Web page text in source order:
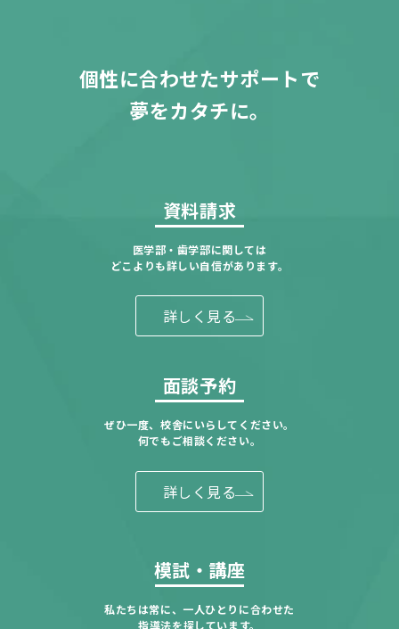
個性に合わせたサポートで
夢をカタチに。
資料請求
医学部・歯学部に関しては
どこよりも詳しい自信があります。
詳しく見る
面談予約
ぜひ一度、校舎にいらしてください。
何でもご相談ください。
詳しく見る
模試・講座
私たちは常に、一人ひとりに合わせた
指導法を探しています。